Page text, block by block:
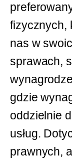
fizycznych,
nas w
sprawach,
gdzie
oddzielnie
usług.
prawnych,